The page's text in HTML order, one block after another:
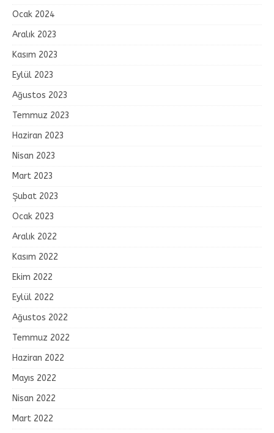
Ocak 2024
Aralık 2023
Kasım 2023
Eylül 2023
Ağustos 2023
Temmuz 2023
Haziran 2023
Nisan 2023
Mart 2023
Şubat 2023
Ocak 2023
Aralık 2022
Kasım 2022
Ekim 2022
Eylül 2022
Ağustos 2022
Temmuz 2022
Haziran 2022
Mayıs 2022
Nisan 2022
Mart 2022